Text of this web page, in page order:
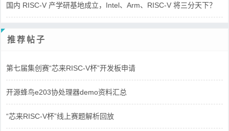
国内 RISC-V 产学研基地成立，Intel、Arm、RISC-V 将三分天下？
推荐帖子
第七届集创赛“芯来RISC-V杯”开发板申请
开源蜂鸟e203协处理器demo资料汇总
“芯来RISC-V杯”线上赛题解析回放